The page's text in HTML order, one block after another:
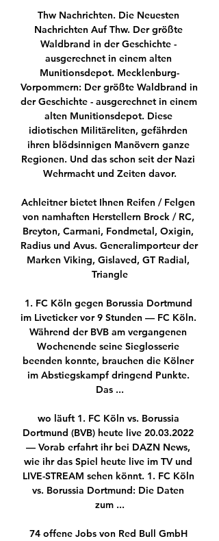
Thw Nachrichten. Die Neuesten
Nachrichten Auf Thw. Der größte
Waldbrand in der Geschichte -
ausgerechnet in einem alten
Munitionsdepot. Mecklenburg-
Vorpommern: Der größte Waldbrand in
der Geschichte - ausgerechnet in einem
alten Munitionsdepot. Diese
idiotischen Militäreliten, gefährden
ihren blödsinnigen Manövern ganze
Regionen. Und das schon seit der Nazi
Wehrmacht und Zeiten davor.
Achleitner bietet Ihnen Reifen / Felgen
von namhaften Herstellern Brock / RC,
Breyton, Carmani, Fondmetal, Oxigin,
Radius und Avus. Generalimporteur der
Marken Viking, Gislaved, GT Radial,
Triangle
1. FC Köln gegen Borussia Dortmund
im Liveticker vor 9 Stunden — FC Köln.
Während der BVB am vergangenen
Wochenende seine Sieglosserie
beenden konnte, brauchen die Kölner
im Abstiegskampf dringend Punkte.
Das ...
wo läuft 1. FC Köln vs. Borussia
Dortmund (BVB) heute live 20.03.2022
— Vorab erfahrt ihr bei DAZN News,
wie ihr das Spiel heute live im TV und
LIVE-STREAM sehen könnt. 1. FC Köln
vs. Borussia Dortmund: Die Daten
zum ...
74 offene Jobs von Red Bull GmbH